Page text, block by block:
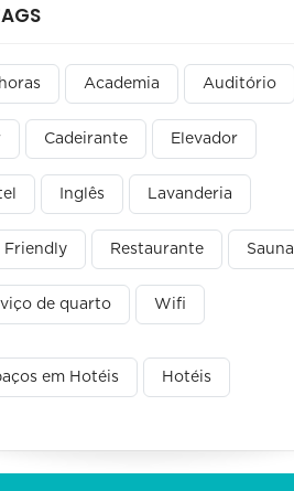
Academia Auditório
Cadeirante Elevador
Inglês Lavanderia
Friendly Restaurante Sauna
de quarto Wifi
em Hotéis Hotéis